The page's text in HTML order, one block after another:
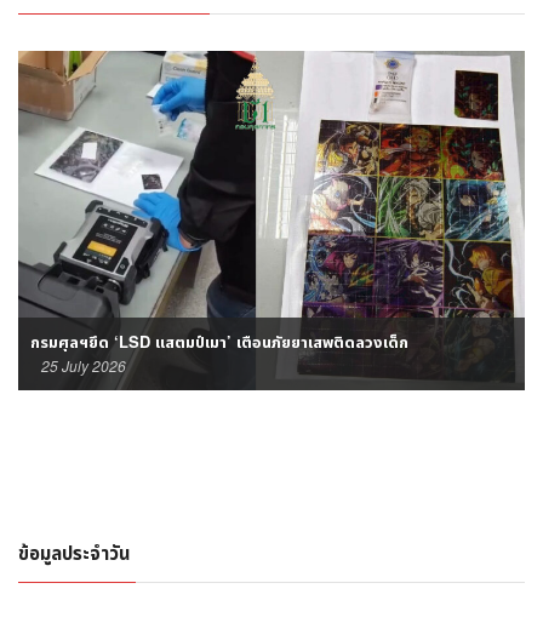
กรมศุลฯยึด ‘LSD แสตมป์เมา’ เตือนภัยยาเสพติดลวงเด็ก​
25 July 2026
ข้อมูลประจำวัน